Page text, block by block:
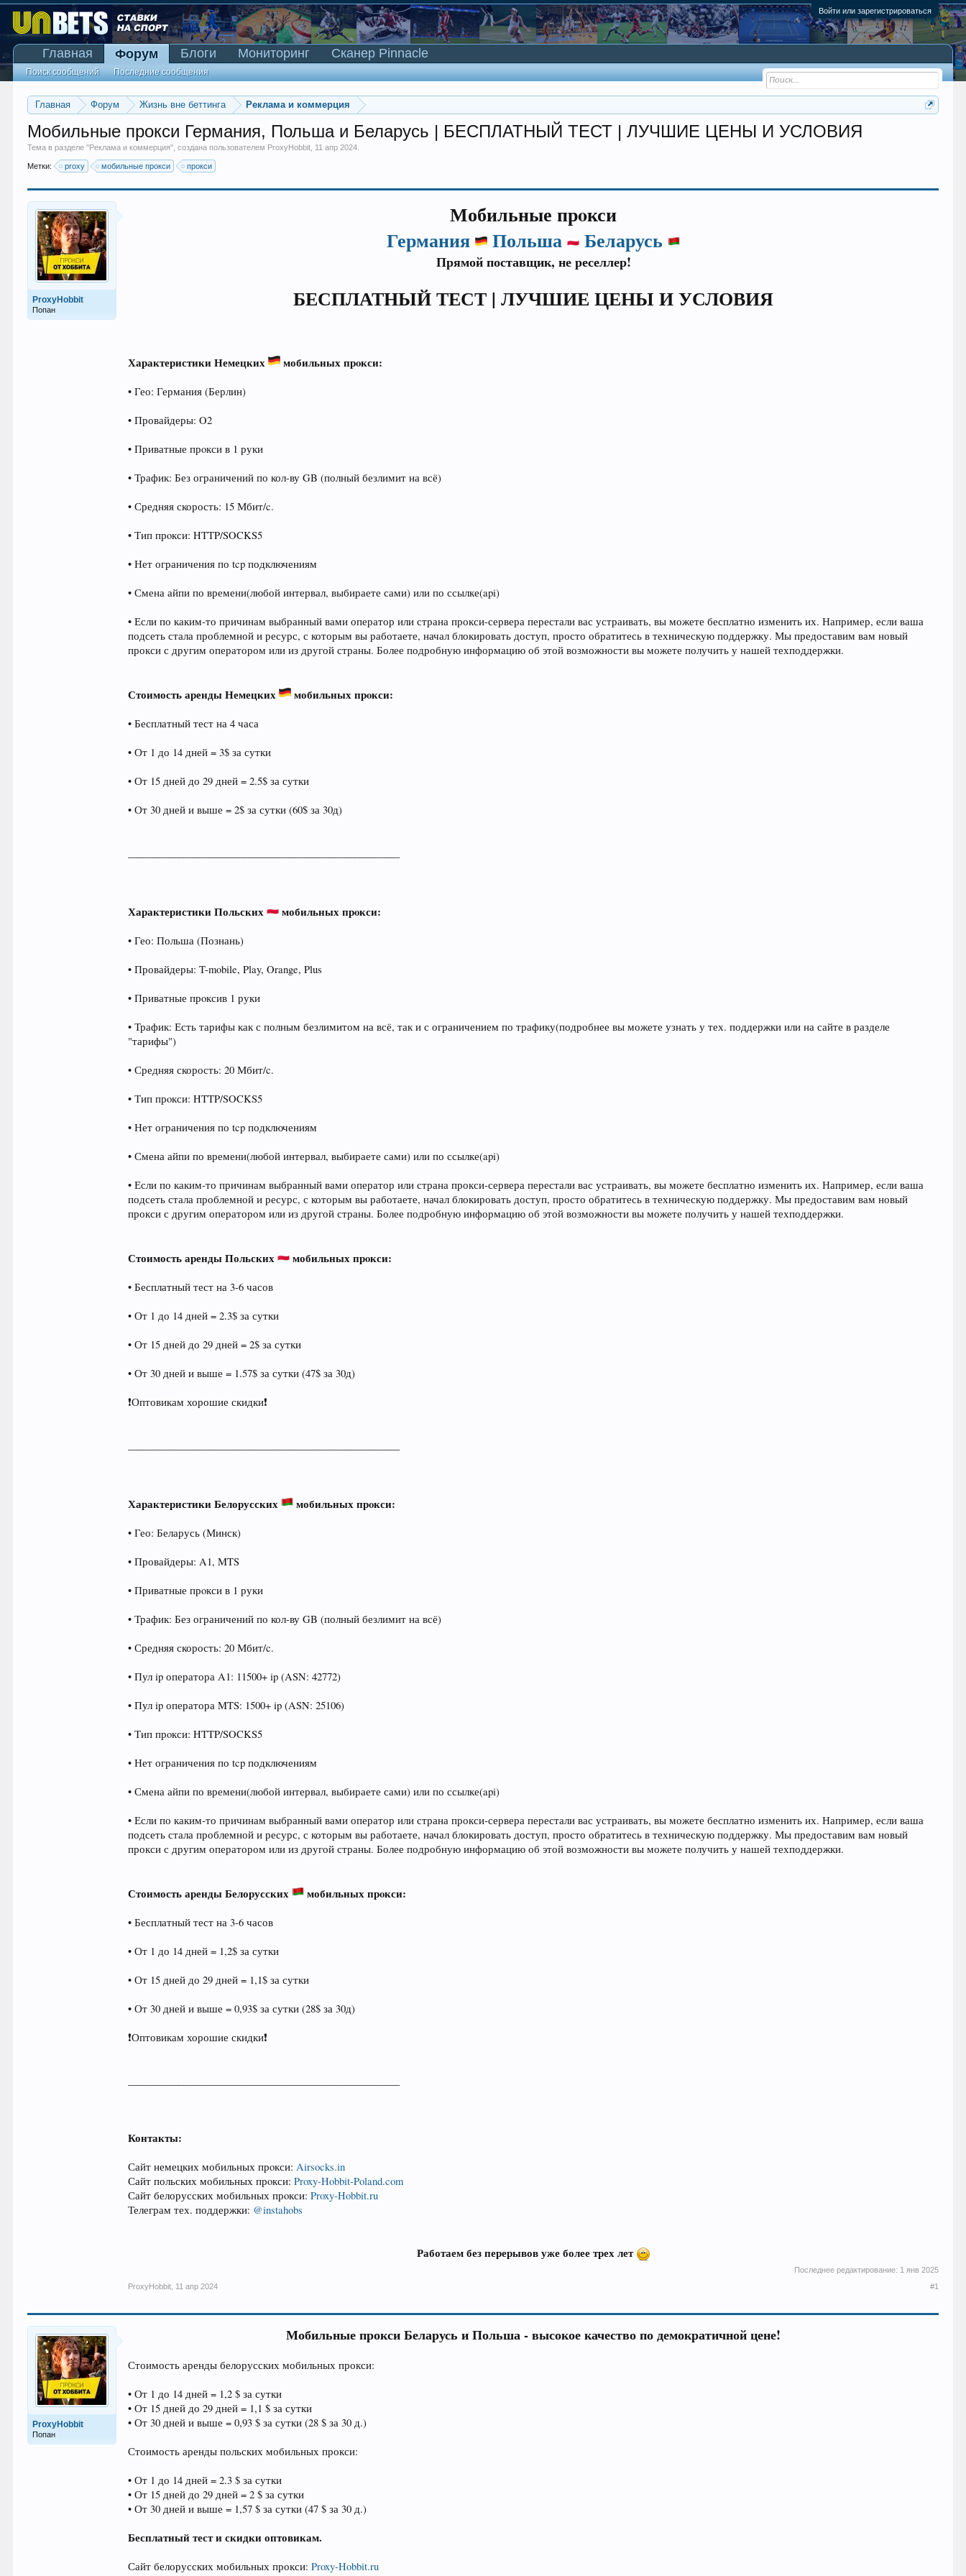
Войти или зарегистрироваться
Главная Форум Жизнь вне беттинга Реклама и коммерция
Мобильные прокси Германия, Польша и Беларусь | БЕСПЛАТНЫЙ ТЕСТ | ЛУЧШИЕ ЦЕНЫ И УСЛОВИЯ
Тема в разделе "Реклама и коммерция", создана пользователем ProxyHobbit 11 апр 2024
Метки: proxy мобильные прокси прокси
ProxyHobbit
Попан
Мобильные прoкси
Германия
Польша Беларусь
Прямой поставщик, не реселлер!
БЕСПЛАТНЫЙ ТЕСТ | ЛУЧШИЕ ЦЕНЫ И УСЛОВИЯ
Характеристики Немецких мобильных прoкси:
• Гео: Германия (Берлин)
• Провайдеры: O2
• Приватные прoкси в 1 руки
• Трафик: Без ограничений по кол-ву GB (полный безлимит на всё)
• Средняя скорость: 15 Мбит/c.
• Тип прoкси: HTTP/SOCKS5
• Нет ограничения по tcp подключениям
• Смена айпи по времени(любой интервал, выбираете сами) или по ссылке(api)
• Если по каким-то причинам выбранный вами оператор или страна прокси-сервера перестали вас устраивать, вы можете бесплатно изменить их. Например, если ваша
подсеть стала проблемной и ресурс, с которым вы работаете, начал блокировать доступ, просто обратитесь в техническую поддержку. Мы предоставим вам новый
прокси с другим оператором или из другой страны. Более подробную информацию об этой возможности вы можете получить у нашей техподдержки.
Стоимость аренды Немецких мобильных прoкси:
• Бесплатный тест на 4 часа
• От 1 до 14 дней = 3$ за сутки
• От 15 дней до 29 дней = 2.5$ за сутки
• От 30 дней и выше = 2$ за сутки (60$ за 30д)
Характеристики Польских мобильных прoкси:
• Гео: Польша (Познань)
• Провайдеры: T-mobile, Play, Orange, Plus
• Приватные прoксив 1 руки
• Трафик: Есть тарифы как с полным безлимитом на всё, так и с ограничением по трафику(подробнее вы можете узнать у тех. поддержки или на сайте в разделе
"тарифы")
• Средняя скорость: 20 Мбит/c.
• Тип прoкси: HTTP/SOCKS5
• Нет ограничения по tcp подключениям
• Смена айпи по времени(любой интервал, выбираете сами) или по ссылке(api)
• Если по каким-то причинам выбранный вами оператор или страна прокси-сервера перестали вас устраивать, вы можете бесплатно изменить их. Например, если ваша
подсеть стала проблемной и ресурс, с которым вы работаете, начал блокировать доступ, просто обратитесь в техническую поддержку. Мы предоставим вам новый
прокси с другим оператором или из другой страны. Более подробную информацию об этой возможности вы можете получить у нашей техподдержки.
Стоимость аренды Польских мобильных прoкси:
• Бесплатный тест на 3-6 часов
• От 1 до 14 дней = 2.3$ за сутки
• От 15 дней до 29 дней = 2$ за сутки
• От 30 дней и выше = 1.57$ за сутки (47$ за 30д)
❗Оптовикам хорошие скидки❗
Характеристики Белорусских мобильных прoкси:
• Гео: Беларусь (Минск)
• Провайдеры: A1, MTS
• Приватные прoкси в 1 руки
• Трафик: Без ограничений по кол-ву GB (полный безлимит на всё)
• Средняя скорость: 20 Мбит/c.
• Пул ip оператора A1: 11500+ ip (ASN: 42772)
• Пул ip оператора MTS: 1500+ ip (ASN: 25106)
• Тип прoкси: HTTP/SOCKS5
• Нет ограничения по tcp подключениям
• Смена айпи по времени(любой интервал, выбираете сами) или по ссылке(api)
• Если по каким-то причинам выбранный вами оператор или страна прокси-сервера перестали вас устраивать, вы можете бесплатно изменить их. Например, если ваша
подсеть стала проблемной и ресурс, с которым вы работаете, начал блокировать доступ, просто обратитесь в техническую поддержку. Мы предоставим вам новый
прокси с другим оператором или из другой страны. Более подробную информацию об этой возможности вы можете получить у нашей техподдержки.
Стоимость аренды Белорусских мобильных прoкси:
• Бесплатный тест на 3-6 часов
• От 1 до 14 дней = 1,2$ за сутки
• От 15 дней до 29 дней = 1,1$ за сутки
• От 30 дней и выше = 0,93$ за сутки (28$ за 30д)
❗Оптовикам хорошие скидки❗
Контакты:
Сайт немецких мобильных прoкси:Airsocks.in
Сайт польских мобильных прoкси:Proxy-Hobbit-Poland.com
Сайт белорусских мобильных прoкси:Proxy-Hobbit.ru
Телеграм тех. поддержки: @instahobs
Работаем без перерывов уже более трех лет
Последнее редактирование: 1 янв 2025
ProxyHobbit 11 апр 2024 #1
ProxyHobbit
Попан
Мобильные прокси Беларусь и Польша - высокое качество по демократичной цене!
Стоимость аренды белорусских мобильных прокси:
• От 1 до 14 дней = 1,2 $ за сутки
• От 15 дней до 29 дней = 1,1 $ за сутки
• От 30 дней и выше = 0,93 $ за сутки (28 $ за 30 д.)
Стоимость аренды польских мобильных прокси:
• От 1 до 14 дней = 2.3 $ за сутки
• От 15 дней до 29 дней = 2 $ за сутки
• От 30 дней и выше = 1,57 $ за сутки (47 $ за 30 д.)
Бесплатный тест и скидки оптовикам.
Сайт белорусских мобильных прокси:Proxy-Hobbit.ru
Главная Форум
Поиск сообщений Последние сообщения
Блоги Мониторинг Сканер Pinnacle